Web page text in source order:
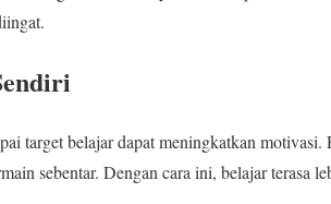
target belajar dapat meningkatkan motivasi.
sebentar. Dengan cara ini, belajar terasa